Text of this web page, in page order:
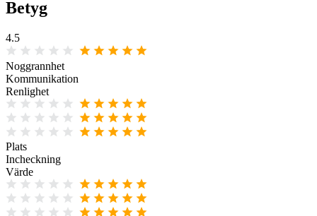
Betyg
4.5
Noggrannhet
Kommunikation
Renlighet
Plats
Incheckning
Värde